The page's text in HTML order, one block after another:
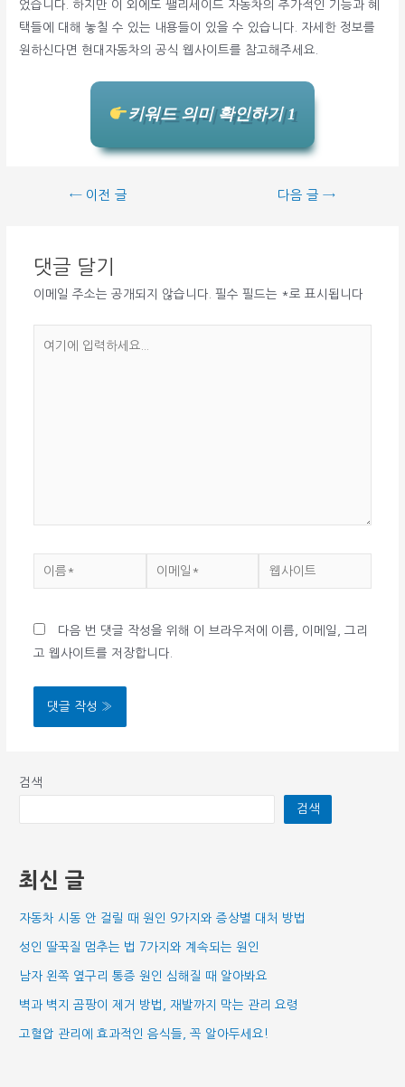
었습니다. 하지만 이 외에도 팰리세이드 자동차의 추가적인 기능과 혜
택들에 대해 놓칠 수 있는 내용들이 있을 수 있습니다. 자세한 정보를
원하신다면 현대자동차의 공식 웹사이트를 참고해주세요.
키워드 의미 확인하기 1
←이전 글 다음 글→
댓글 달기
이메일 주소는 공개되지 않습니다. 필수 필드는 *로 표시됩니다
*
트
다음 번 댓글 작성을 위해 이 브라우저에 이름, 이메일, 그리
고 웹사이트를 저장합니다.
검색
검색
최신 글
자동차 시동 안 걸릴 때 원인 9가지와 증상별 대처 방법
성인 딸꾹질 멈추는 법 7가지와 계속되는 원인
남자 왼쪽 옆구리 통증 원인 심해질 때 알아봐요
벽과 벽지 곰팡이 제거 방법, 재발까지 막는 관리 요령
고혈압 관리에 효과적인 음식들, 꼭 알아두세요!